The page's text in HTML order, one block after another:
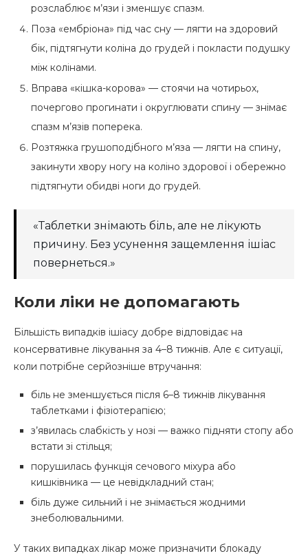
розслаблює м’язи і зменшує спазм.
Поза «ембріона» під час сну — лягти на здоровий
бік, підтягнути коліна до грудей і покласти подушку
між колінами.
Вправа «кішка-корова» — стоячи на чотирьох,
почергово прогинати і округлювати спину — знімає
спазм м’язів поперека.
Розтяжка грушоподібного м’яза — лягти на спину,
закинути хвору ногу на коліно здорової і обережно
підтягнути обидві ноги до грудей.
«Таблетки знімають біль, але не лікують
причину. Без усунення защемлення ішіас
повернеться.»
Коли ліки не допомагають
Більшість випадків ішіасу добре відповідає на
консервативне лікування за 4–8 тижнів. Але є ситуації,
коли потрібне серйозніше втручання:
біль не зменшується після 6–8 тижнів лікування
таблетками і фізіотерапією;
з’явилась слабкість у нозі — важко підняти стопу або
встати зі стільця;
порушилась функція сечового міхура або
кишківника — це невідкладний стан;
біль дуже сильний і не знімається жодними
знеболювальними.
У таких випадках лікар може призначити блокаду